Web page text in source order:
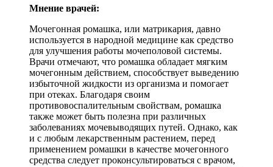
Мнение врачей:
Мочегонная ромашка, или матрикария, давно
используется в народной медицине как средство
для улучшения работы мочеполовой системы.
Врачи отмечают, что ромашка обладает мягким
мочегонным действием, способствует выведению
избыточной жидкости из организма и помогает
при отеках. Благодаря своим
противовоспалительным свойствам, ромашка
также может быть полезна при различных
заболеваниях мочевыводящих путей. Однако, как
и с любым лекарственным растением, перед
применением ромашки в качестве мочегонного
средства следует проконсультироваться с врачом,